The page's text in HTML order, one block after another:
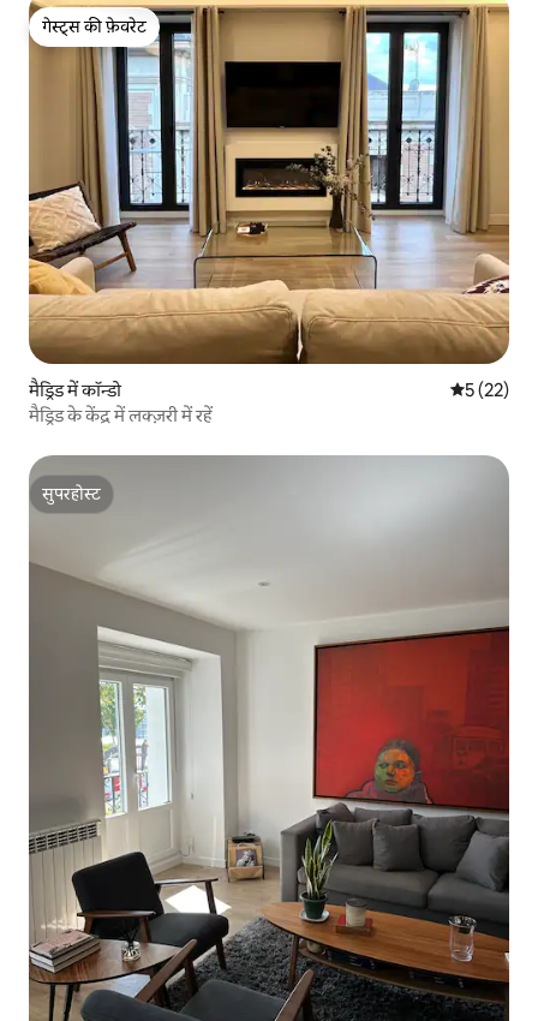
गेस्ट्स की फ़ेवरेट
गेस्ट्स की फ़ेवरेट
मैड्रिड में कॉन्डो औसत रेटिंग
5 (22)
मैड्रिड के केंद्र में लक्ज़री में रहें
सुपरहोस्ट
सुपरहोस्ट